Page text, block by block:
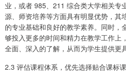
业，或者 985、211 综合类大学相关专
源、师资培养等方面具有明显优势，其
的专业基础和良好的教学素养。同时，
够投入更多的时间和精力在教学工作上
全面、深入的了解，从而为学生提供更
2.3 评估课程体系，优先选择贴合课标